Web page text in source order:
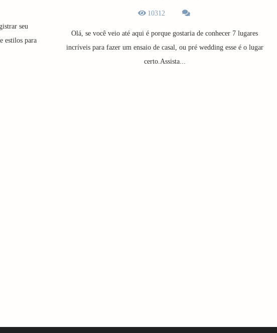
seu
estilos para
10312
Olá, se você veio até aqui é porque gostaria de conhecer 7 lugares
incríveis para fazer um ensaio de casal, ou pré wedding esse é o lugar
certo.Assista...